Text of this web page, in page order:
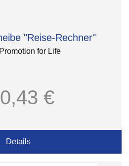
"Reise-Rechner"
for Life
0,43 €
Details